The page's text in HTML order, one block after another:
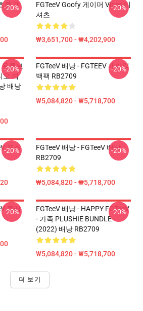
를 재
-20%
FGTeeV Goofy 게이머 Vibes 티
셔츠
₩3,651,700 - ₩4,202,900
-20%
유튜브
오 게
배낭
-20%
FGTeeV 배낭 - FGTEEV 게이밍
백팩 RB2709
₩5,084,820 - ₩5,718,700
-20%
포스
-20%
FGTeeV 배낭 - FGTeeV 배낭
RB2709
₩5,084,820 - ₩5,718,700
-20%
클래
-20%
FGTeeV 배낭 - HAPPY FGTeeV
- 가족 PLUSHIE BUNDLE
(2022) 배낭 RB2709
₩5,084,820 - ₩5,718,700
-20%
더 보기